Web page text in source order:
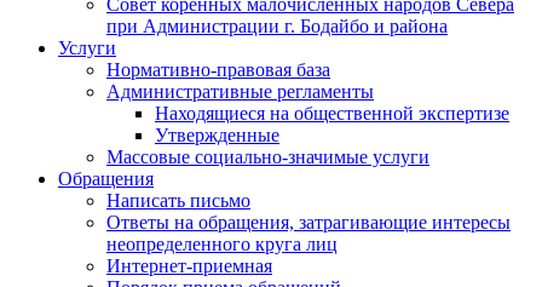
Совет коренных малочисленных народов Севера
при Администрации г. Бодайбо и района
Услуги
Нормативно-правовая база
Административные регламенты
Находящиеся на общественной экспертизе
Утвержденные
Массовые социально-значимые услуги
Обращения
Написать письмо
Ответы на обращения, затрагивающие интересы
неопределенного круга лиц
Интернет-приемная